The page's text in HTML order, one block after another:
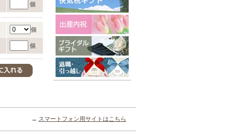
個
個
個
→ スマートフォン用サイトはこちら